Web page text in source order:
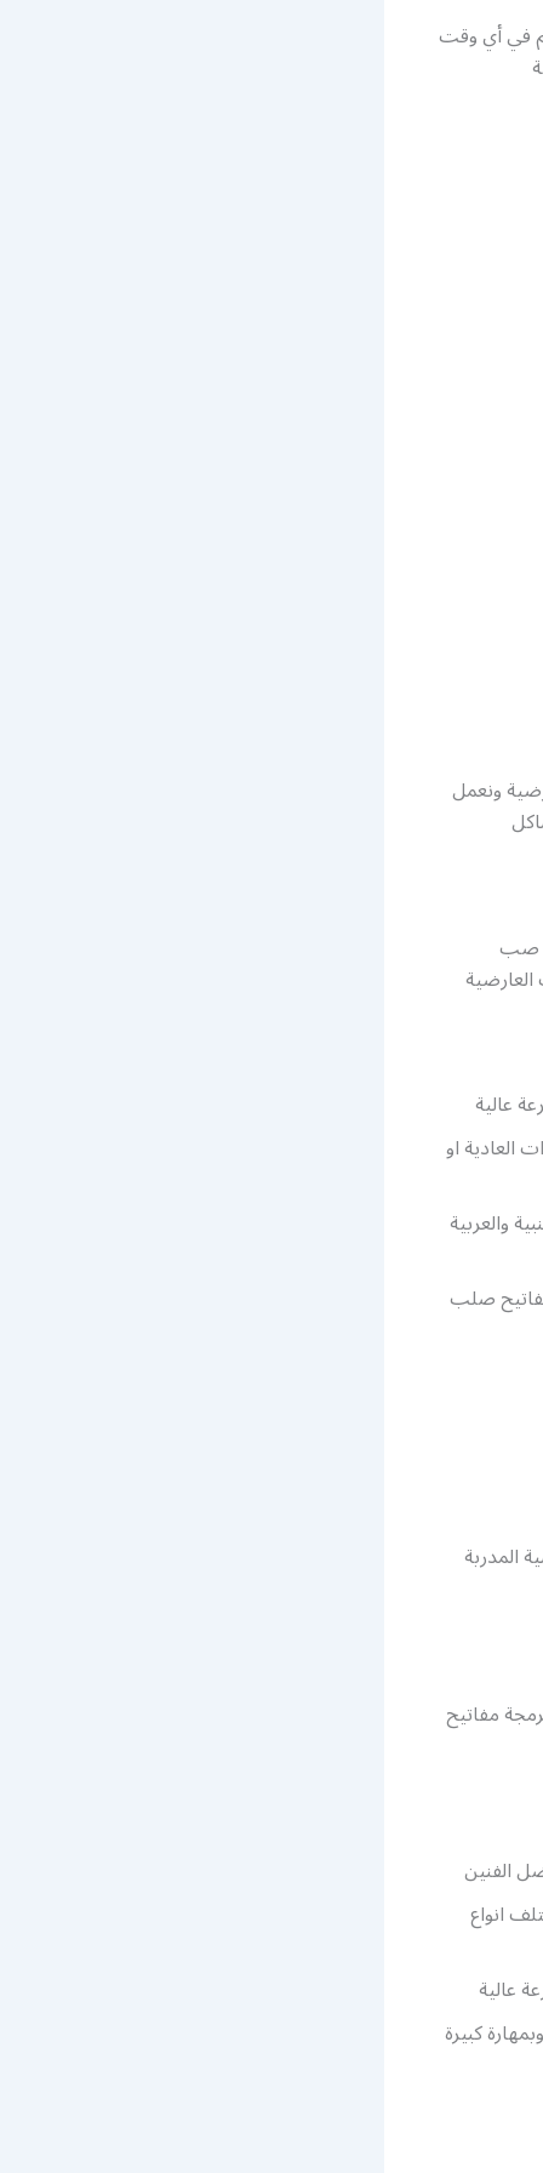
في أي وقت
ونعمل
صب
عالية
العادية او
والعربية
صلب
المدربة
مفاتيح
الفنين
انواع
عالية
كبيرة